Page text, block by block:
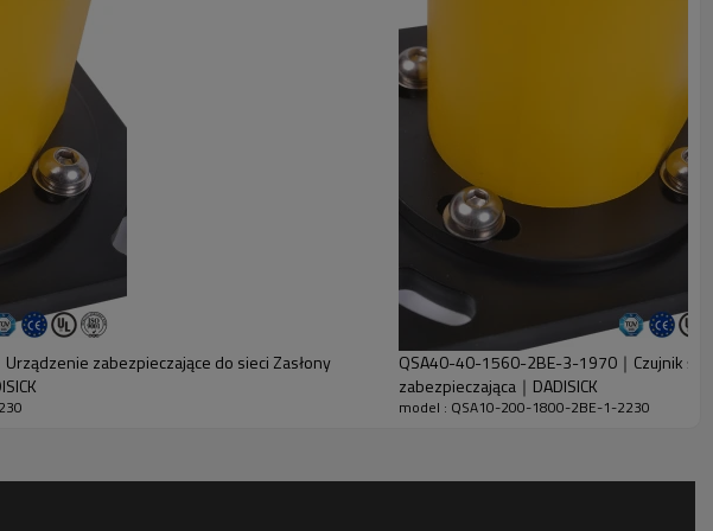
zabezpieczające do sieci Zasłony
QSA40-40-1560-2BE-3-1970｜Czujnik
zabezpieczająca｜DADISICK
model : QSA10-200-1800-2BE-1-2230